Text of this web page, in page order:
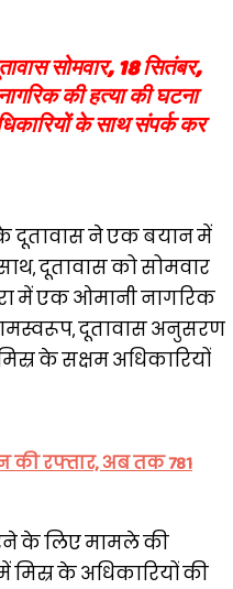
सोमवार, 18 सितंबर,
की हत्या की घटना
के साथ संपर्क कर
दूतावास ने एक बयान में
दूतावास को सोमवार
में एक ओमानी नागरिक
दूतावास अनुसरण
के सक्षम अधिकारियों
की रफ्तार, अब तक 781
के लिए मामले की
मिस्र के अधिकारियों की